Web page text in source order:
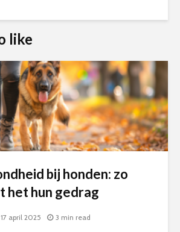
like
bij honden: zo
het hun gedrag
17 april 2025 3 min read